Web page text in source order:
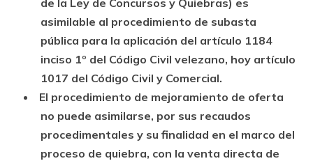
asimilable al procedimiento de subasta
pública para la aplicación del artículo 1184
inciso 1º del Código Civil velezano, hoy artículo
1017 del Código Civil y Comercial.
El procedimiento de mejoramiento de oferta
no puede asimilarse, por sus recaudos
procedimentales y su finalidad en el marco del
proceso de quiebra, con la venta directa de